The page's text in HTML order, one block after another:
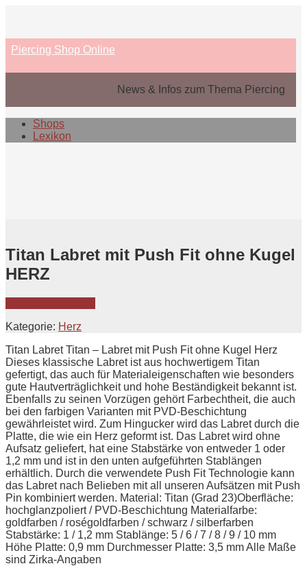
Piercing Shop Online
News & Infos zum Thema Piercing
Shops
Lexikon
Titan Labret mit Push Fit ohne Kugel
HERZ
Kategorie: Herz
Titan Labret Titan – Labret mit Push Fit ohne Kugel Herz
Dieses klassische Labret ist aus hochwertigem Titan
gefertigt, das auch für Materialeigenschaften wie besonders
gute Hautverträglichkeit und hohe Beständigkeit bekannt ist.
Ebenfalls zu seinen Vorzügen gehört Farbechtheit, die auch
bei den farbigen Varianten mit PVD-Beschichtung
gewährleistet wird. Zum Hingucker wird das Labret durch die
Platte, die wie ein Herz geformt ist. Das Labret wird ohne
Aufsatz geliefert, hat eine Stabstärke von entweder 1 oder
1,2 mm und ist in den unten aufgeführten Stablängen
erhältlich. Durch die verwendete Push Fit Technologie kann
das Labret nach Belieben mit all unseren Aufsätzen mit Push
Pin kombiniert werden. Material: Titan (Grad 23)Oberfläche:
hochglanzpoliert / PVD-Beschichtung Materialfarbe:
goldfarben / roségoldfarben / schwarz / silberfarben
Stabstärke: 1 / 1,2 mm Stablänge: 5 / 6 / 7 / 8 / 9 / 10 mm
Höhe Platte: 0,9 mm Durchmesser Platte: 3,5 mm Alle Maße
sind Zirka-Angaben